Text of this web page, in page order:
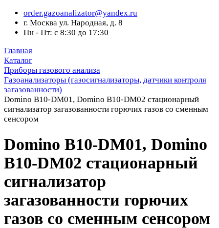
order.gazoanalizator@yandex.ru
г. Москва ул. Народная, д. 8
Пн - Пт: с 8:30 до 17:30
Главная
Каталог
Приборы газового анализа
Газоанализаторы (газосигнализаторы, датчики контроля
загазованности)
Domino B10-DM01, Domino B10-DM02 стационарный
сигнализатор загазованности горючих газов со сменным
сенсором
Domino B10-DM01, Domino
B10-DM02 стационарный
сигнализатор
загазованности горючих
газов со сменным сенсором